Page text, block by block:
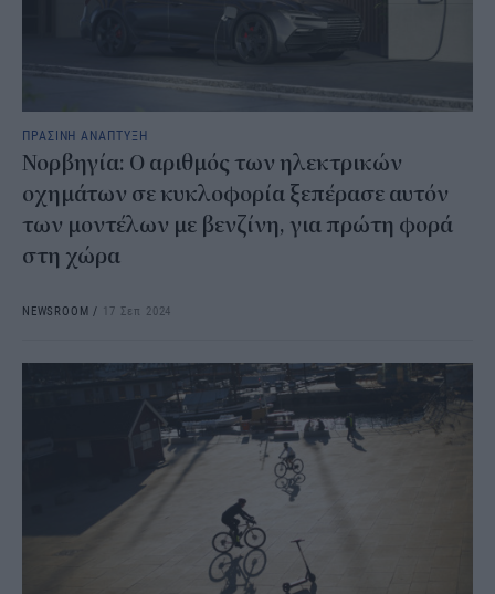
ΠΡΑΣΙΝΗ ΑΝΑΠΤΥΞΗ
Νορβηγία: Ο αριθμός των ηλεκτρικών
οχημάτων σε κυκλοφορία ξεπέρασε αυτόν
των μοντέλων με βενζίνη, για πρώτη φορά
στη χώρα
NEWSROOM / 17 Σεπ 2024